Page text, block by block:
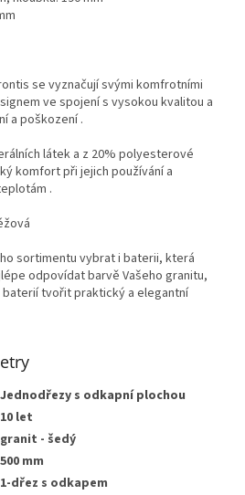
se vyznačují svými komfrotními
ve spojení s vysokou kvalitou a
a poškození .
látek a z 20% polyesterové
komfort při jejich používání a
.
sortimentu vybrat i baterii, která
odpovídat barvě Vašeho granitu,
tvořit praktický a elegantní
Jednodřezy s odkapní plochou
10 let
granit - šedý
500 mm
1-dřez s odkapem